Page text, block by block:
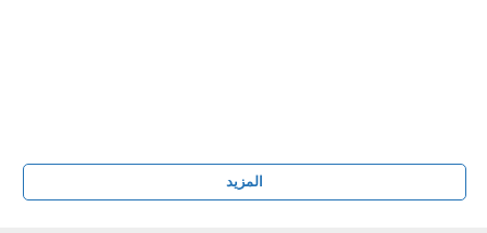
المزيد